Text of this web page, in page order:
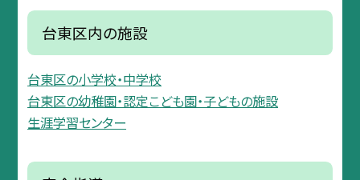
台東区内の施設
台東区の小学校・中学校
台東区の幼稚園・認定こども園・子どもの施設
生涯学習センター